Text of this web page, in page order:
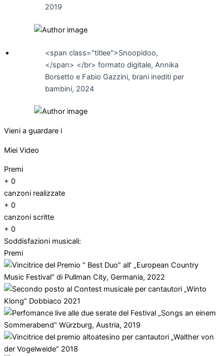
2019
<span class="titlee">Snoopidoo,
</span> </br> formato digitale, Annika
Borsetto e Fabio Gazzini, brani inediti per
bambini, 2024
Vieni a guardare i
Miei Video
Premi
+ 0
canzoni realizzate
+ 0
canzoni scritte
+ 0
Soddisfazioni musicali:
Premi